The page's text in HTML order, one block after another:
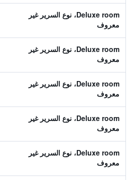
Deluxe room، نوع السرير غير
معروف
Deluxe room، نوع السرير غير
معروف
Deluxe room، نوع السرير غير
معروف
Deluxe room، نوع السرير غير
معروف
Deluxe room، نوع السرير غير
معروف